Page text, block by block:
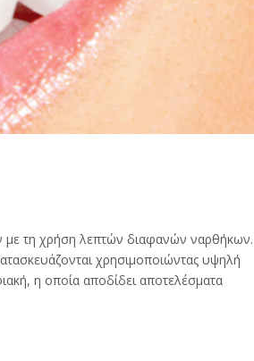
με τη χρήση λεπτών διαφανών ναρθήκων.
χρησιμοποιώντας υψηλή
η οποία αποδίδει αποτελέσματα